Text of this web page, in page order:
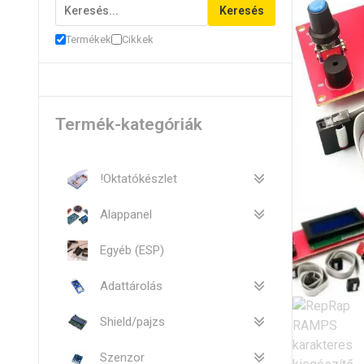
Keresés
Termékek Cikkek
Termék-kategóriák
!Oktatókészlet
Alappanel
Egyéb (ESP)
Adattárolás
Shield/pajzs
Szenzor